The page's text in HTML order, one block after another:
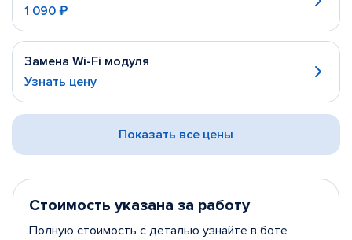
1 090 ₽
Замена Wi-Fi модуля
Узнать цену
Показать все цены
Стоимость указана за работу
Полную стоимость с деталью узнайте в боте